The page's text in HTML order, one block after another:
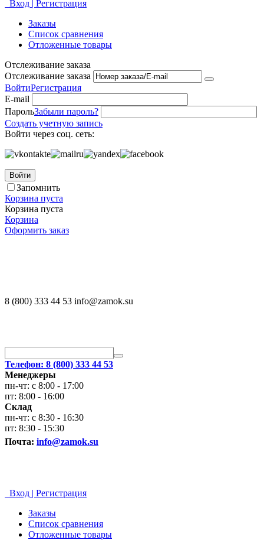
Вход | Регистрация
Заказы
Список сравнения
Отложенные товары
Отслеживание заказа
Отслеживание заказа
ВойтиРегистрация
E-mail
ПарольЗабыли пароль?
Создать учетную запись
Войти через соц. сеть:
Войти
Запомнить
Корзина пуста
Корзина пуста
Корзина
Оформить заказ
8 (800) 333 44 53 info@zamok.su
Телефон: 8 (800) 333 44 53
Менеджеры
пн-чт: с 8:00 - 17:00
пт: 8:00 - 16:00
Склад
пн-чт: с 8:30 - 16:30
пт: 8:30 - 15:30
Почта: info@zamok.su
Вход | Регистрация
Заказы
Список сравнения
Отложенные товары